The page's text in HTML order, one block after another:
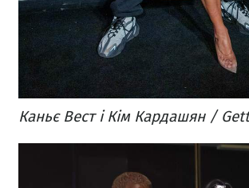
Каньє Вест і Кім Кардашян /